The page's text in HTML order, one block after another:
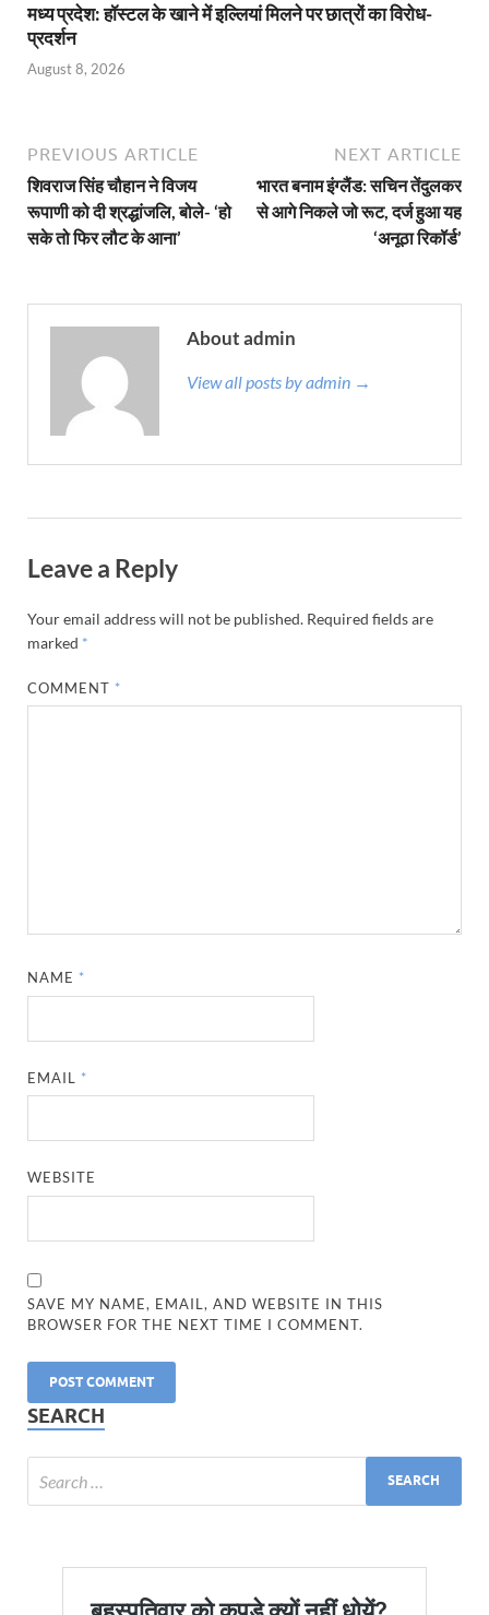
मध्य प्रदेश: हॉस्टल के खाने में इल्लियां मिलने पर छात्रों का विरोध-
प्रदर्शन
August 8, 2026
PREVIOUS ARTICLE
शिवराज सिंह चौहान ने विजय
रूपाणी को दी श्रद्धांजलि, बोले- ‘हो
सके तो फिर लौट के आना’
NEXT ARTICLE
भारत बनाम इंग्लैंड: सचिन तेंदुलकर
से आगे निकले जो रूट, दर्ज हुआ यह
‘अनूठा रिकॉर्ड’
About admin
View all posts by admin →
Leave a Reply
Your email address will not be published. Required fields are
marked *
COMMENT *
NAME *
EMAIL *
WEBSITE
SAVE MY NAME, EMAIL, AND WEBSITE IN THIS
BROWSER FOR THE NEXT TIME I COMMENT.
SEARCH